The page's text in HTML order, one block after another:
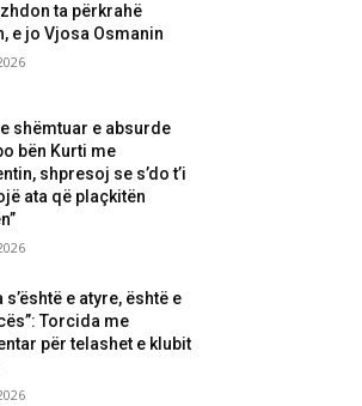
ta përkrahë
e jo Vjosa Osmanin
e shëmtuar e absurde
bën Kurti me
shpresoj se s’do t’i
ata që plaçkitën
s’është e atyre, është e
Torcida me
për telashet e klubit